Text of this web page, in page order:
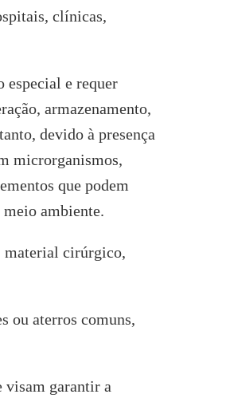
clínicas,
especial e requer
armazenamento,
devido à presença
microrganismos,
que podem
meio ambiente.
material cirúrgico,
ou aterros comuns,
visam garantir a